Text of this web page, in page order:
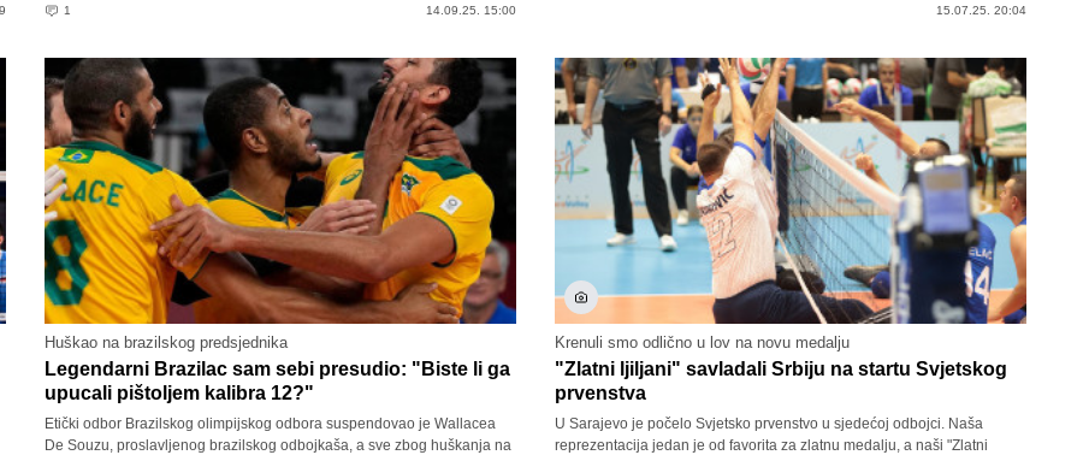
1 14.09.25. 15:00 15.07.25. 20:04
Huškao na brazilskog predsjednika
Legendarni Brazilac sam sebi presudio: "Biste li ga
upucali pištoljem kalibra 12?"
Etički odbor Brazilskog olimpijskog odbora suspendovao je Wallacea
De Souzu, proslavljenog brazilskog odbojkaša, a sve zbog huškanja na
Krenuli smo odlično u lov na novu medalju
"Zlatni ljiljani" savladali Srbiju na startu Svjetskog
prvenstva
U Sarajevo je počelo Svjetsko prvenstvo u sjedećoj odbojci. Naša
reprezentacija jedan je od favorita za zlatnu medalju, a naši "Zlatni